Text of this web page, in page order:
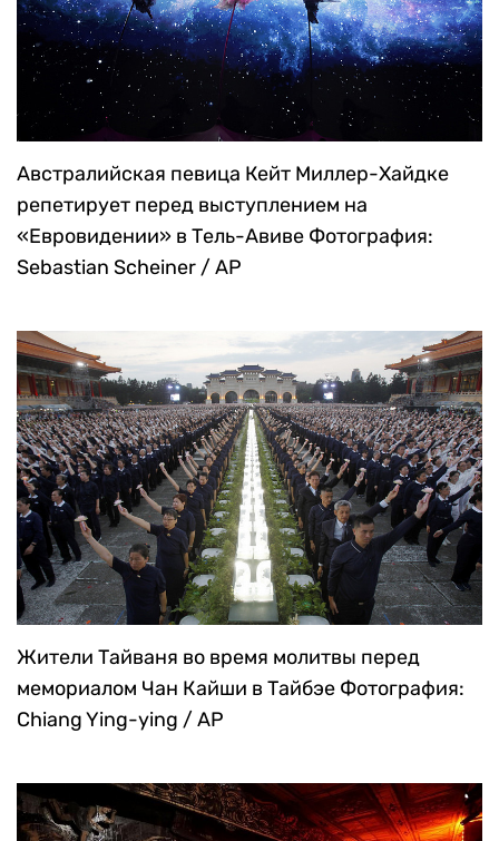
Австралийская певица Кейт Миллер-Хайдке
репетирует перед выступлением на
«Евровидении» в Тель-Авиве Фотография:
Sebastian Scheiner / AP
Жители Тайваня во время молитвы перед
мемориалом Чан Кайши в Тайбэе Фотография:
Chiang Ying-ying / AP